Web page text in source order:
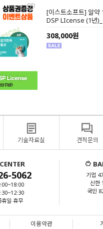
[이스트소프트] 알
DSP LIcense (1년
308,000원
기술자료실 견적문의
5062
휴일 휴무
기업
신한
국민
이용약관